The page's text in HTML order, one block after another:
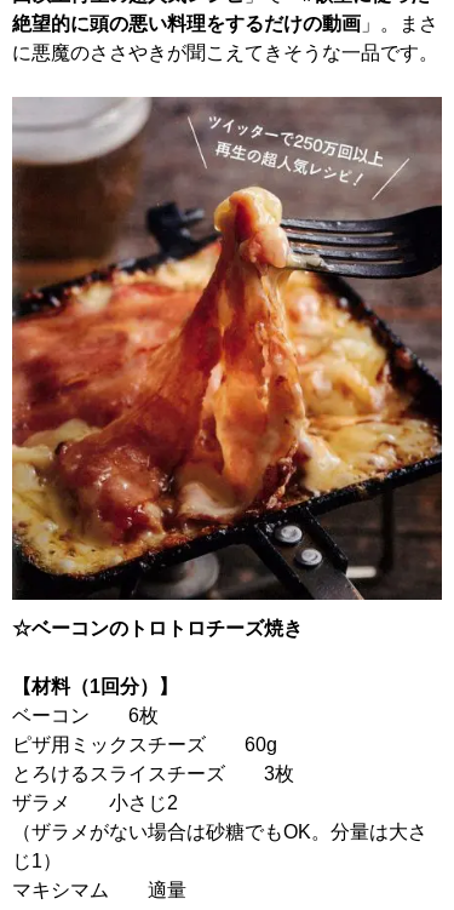
絶望的に頭の悪い料理をするだけの動画 」。まさ
に悪魔のささやきが聞こえてきそうな一品です。
☆ベーコンのトロトロチーズ焼き
【材料（1回分）】
ベーコン 6枚
ピザ用ミックスチーズ 60g
とろけるスライスチーズ 3枚
ザラメ 小さじ2
（ザラメがない場合は砂糖でもOK。分量は大さ
じ1）
マキシマム 適量